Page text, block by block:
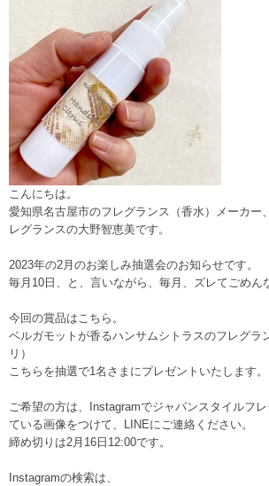
こんにちは。
愛知県名古屋市のフレグランス（香水）メーカー
レグランスの大野智恵美です。
2023年の2月のお楽しみ抽選会のお知らせです。
毎月10日、と、言いながら、毎月、ズレてごめん
今回の賞品はこちら。
ベルガモットが香るハンサムシトラスのフレグラ
リ）
こちらを抽選で1名さまにプレゼントいたします。
ご希望の方は、Instagramでジャパンスタイルフ
ている画像をつけて、LINEにご連絡ください。
締め切りは2月16日12:00です。
Instagramの検索は、